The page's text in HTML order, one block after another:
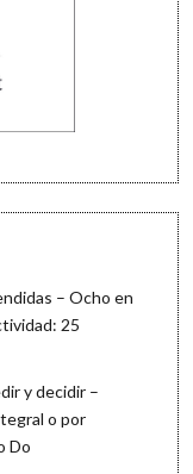
– Ocho en
25
y decidir –
o por
Do